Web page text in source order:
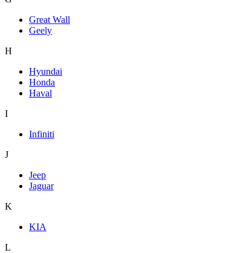
Great Wall
Geely
H
Hyundai
Honda
Haval
I
Infiniti
J
Jeep
Jaguar
K
KIA
L